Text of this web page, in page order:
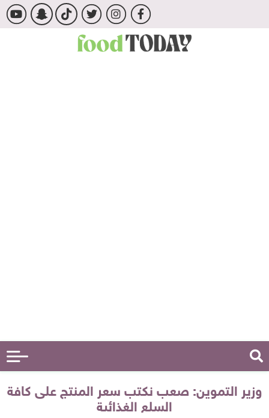
وزير التموين: صعب نكتب سعر المنتج على كافة
السلع الغذائية